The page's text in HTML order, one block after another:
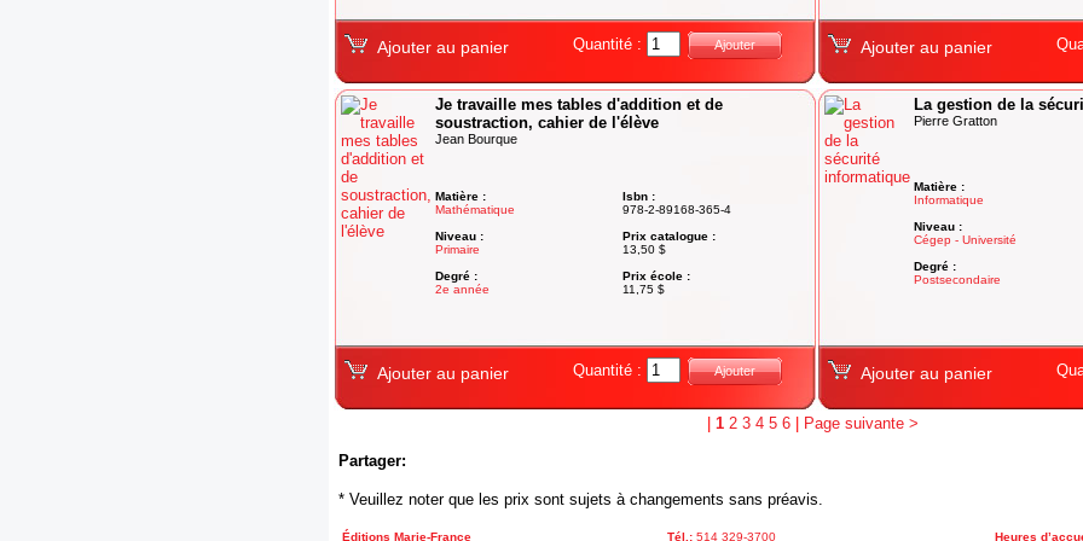
Ajouter au panier Quantité : Ajouter Ajouter au panier
Je travaille mes tables d'addition et de
soustraction, cahier de l'élève
Jean Bourque
Matière :
Mathématique
Niveau :
Primaire
Degré :
2e année
Isbn :
978-2-89168-365-4
Prix catalogue :
13,50 $
Prix école :
11,75 $
Ajouter au panier Quantité : Ajouter
La gestion de la
Pierre Gratton
Matière :
Informatique
Niveau :
Cégep - Université
Degré :
Postsecondaire
Ajouter au panier
1 2 3 4 5 6 Page suivante >
Partager:
* Veuillez noter que les prix sont sujets à changements sans préavis.
Éditions Marie-France Tél.: 514 329-3700 Heures